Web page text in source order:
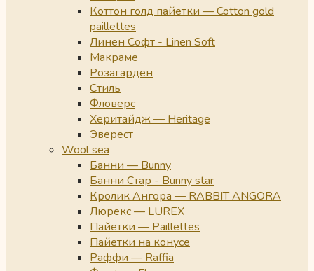
Коттон голд пайетки — Cotton gold
paillettes
Линен Софт - Linen Soft
Макраме
Розагарден
Стиль
Фловерс
Херитайдж — Heritage
Эверест
Wool sea
Банни — Bunny
Банни Стар - Bunny star
Кролик Ангора — RABBIT ANGORA
Люрекс — LUREX
Пайетки — Paillettes
Пайетки на конусе
Раффи — Raffia